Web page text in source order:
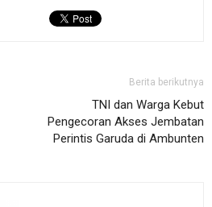
Berita berikutnya
TNI dan Warga Kebut
Pengecoran Akses Jembatan
Perintis Garuda di Ambunten